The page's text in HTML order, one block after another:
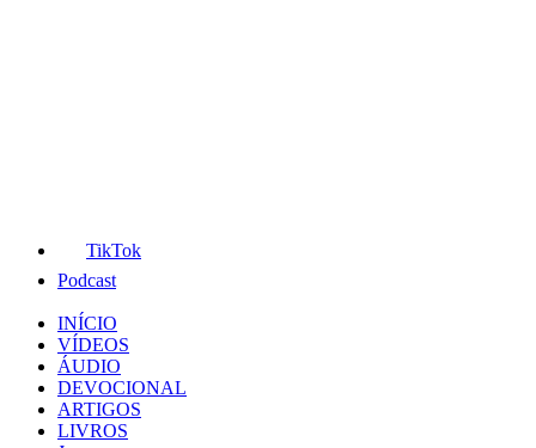
TikTok
Podcast
INÍCIO
VÍDEOS
ÁUDIO
DEVOCIONAL
ARTIGOS
LIVROS